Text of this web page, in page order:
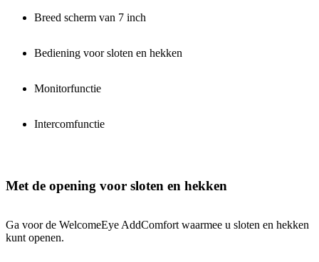
Breed scherm van 7 inch
Bediening voor sloten en hekken
Monitorfunctie
Intercomfunctie
Met de opening voor sloten en hekken
Ga voor de WelcomeEye AddComfort waarmee u sloten en hekken
kunt openen.